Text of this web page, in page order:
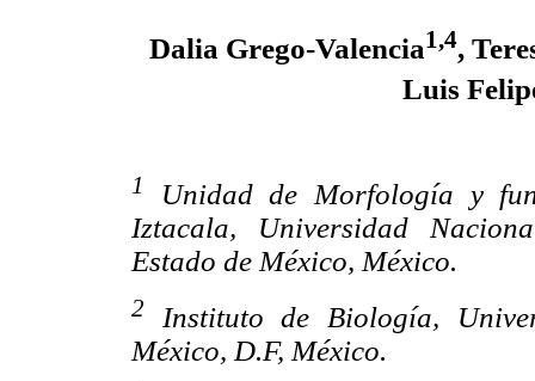
Dalia Grego-Valencia1,4,
Luis
1
Unidad de Morfología y
Iztacala, Universidad
Estado de México, México.
2
Instituto de Biología,
México, D.F, México.